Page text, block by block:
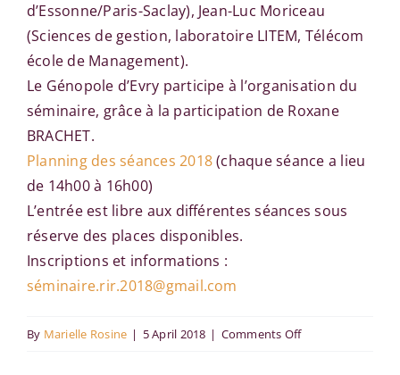
d’Essonne/Paris-Saclay), Jean-Luc Moriceau
(Sciences de gestion, laboratoire LITEM, Télécom
école de Management).
Le Génopole d’Evry participe à l’organisation du
séminaire, grâce à la participation de Roxane
BRACHET.
Planning des séances 2018(chaque séance a lieu
de 14h00 à 16h00)
L’entrée est libre aux différentes séances sous
réserve des places disponibles.
Inscriptions et informations :
séminaire.rir.2018@gmail.com
By Marielle Rosine | 5 April 2018 | Comments Offon